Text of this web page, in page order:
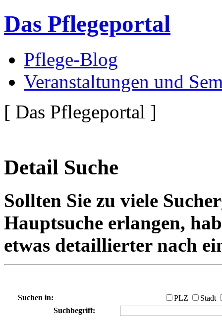
Das Pflegeportal
Pflege-Blog
Veranstaltungen und
[ Das Pflegeportal ]
Detail Suche
Sollten Sie zu viele
Hauptsuche erlangen,
etwas detaillierter nach
Suchen in: PLZ
Stadt
Suchbegriff: